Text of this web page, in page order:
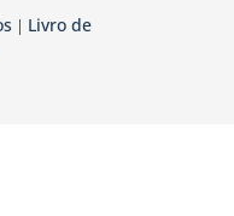
| Livro de